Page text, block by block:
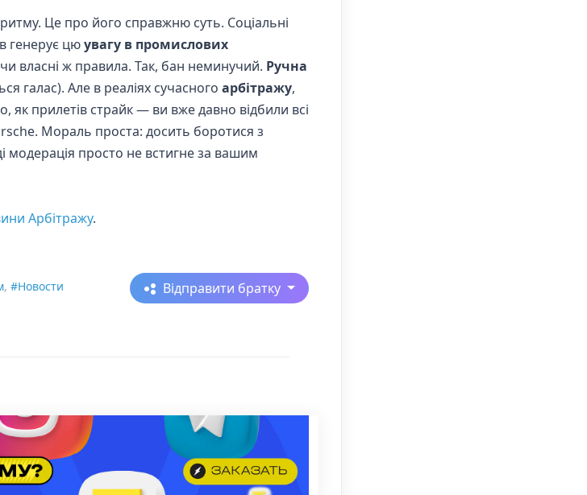
Це про його справжню суть. Соціальні
генерує цюувагу в промислових
власні ж правила. Так, бан неминучий. Ручна
галас). Але в реаліях сучасного арбітражу,
як прилетів страйк — ви вже давно відбили всі
Мораль проста: досить боротися з
модерація просто не встигне за вашим
Арбітражу.
, #Новости
Відправити братку